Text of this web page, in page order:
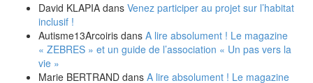
David KLAPIA dans Venez participer au projet sur l’habitat
inclusif !
Autisme13Arcoiris dans A lire absolument ! Le magazine
« ZEBRES » et un guide de l’association « Un pas vers la
vie »
Marie BERTRAND dans A lire absolument ! Le magazine